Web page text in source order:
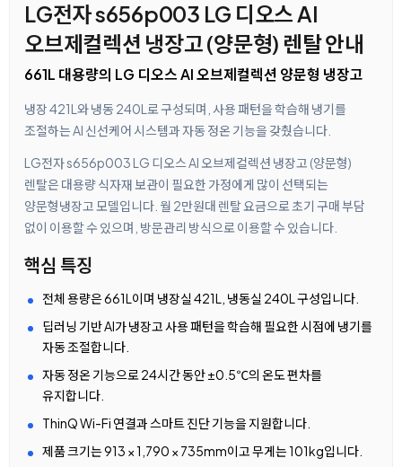
LG전자 s656p003 LG 디오스 AI
오브제컬렉션 냉장고 (양문형) 렌탈 안내
661L 대용량의 LG 디오스 AI 오브제컬렉션 양문형 냉장고
냉장 421L와 냉동 240L로 구성되며, 사용 패턴을 학습해 냉기를
조절하는 AI 신선케어 시스템과 자동 정온 기능을 갖췄습니다.
LG전자 s656p003 LG 디오스 AI 오브제컬렉션 냉장고 (양문형)
렌탈은 대용량 식자재 보관이 필요한 가정에게 많이 선택되는
양문형냉장고 모델입니다. 월 2만원대 렌탈 요금으로 초기 구매 부담
없이 이용할 수 있으며, 방문관리 방식으로 이용할 수 있습니다.
핵심 특징
전체 용량은 661L이며 냉장실 421L, 냉동실 240L 구성입니다.
딥러닝 기반 AI가 냉장고 사용 패턴을 학습해 필요한 시점에 냉기를
자동 조절합니다.
자동 정온 기능으로 24시간 동안 ±0.5℃의 온도 편차를
유지합니다.
ThinQ Wi-Fi 연결과 스마트 진단 기능을 지원합니다.
제품 크기는 913 × 1,790 × 735mm이고 무게는 101kg입니다.